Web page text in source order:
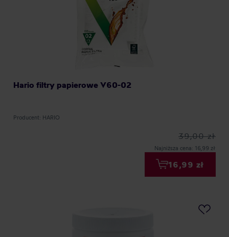
Hario filtry papierowe V60-02
Producent: HARIO
39,00 zł
Najniższa cena: 16,99 zł
16,99 zł